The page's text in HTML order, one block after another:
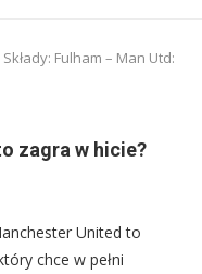
Składy: Fulham – Man Utd:
zagra w hicie?
United to
chce w pełni